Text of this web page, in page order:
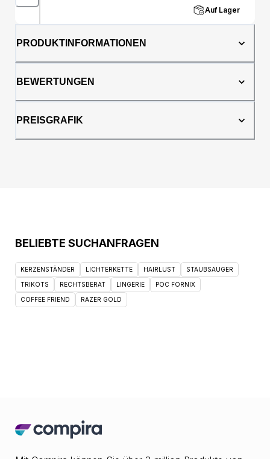
Auf Lager
PRODUKTINFORMATIONEN
BEWERTUNGEN
PREISGRAFIK
BELIEBTE SUCHANFRAGEN
KERZENSTÄNDER LICHTERKETTE HAIRLUST STAUBSAUGER
TRIKOTS RECHTSBERAT LINGERIE POC FORNIX
COFFEE FRIEND RAZER GOLD